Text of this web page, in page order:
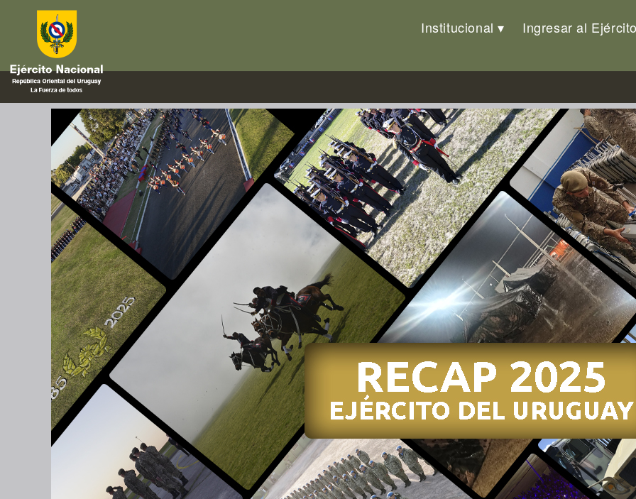
Institucional Ingresar al
Ejército
Resumen de actividades 2025